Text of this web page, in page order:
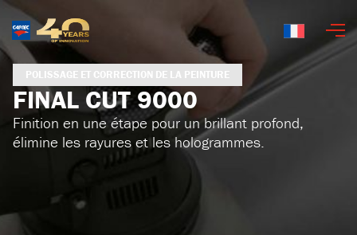
Français
POLISSAGE ET CORRECTION DE LA PEINTURE
FINAL CUT 9000
Finition en une étape pour un brillant profond,
élimine les rayures et les hologrammes.